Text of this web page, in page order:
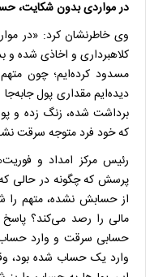
در مواردی بدون شکایت،
وی خاطرنشان کرد: «در
کلاهبرداری و اخاذی شده و
مسدود کرده‌ایم؛ چون
دیده‌ایم مقداری پول
برداشت شده، زنگ زده و
که خود فرد متوجه سرقت
رئیس مرکز امداد و
پرسش که چگونه در حالی
از حسابش نشده، متهم را
مالی را رصد می‌کند؟
حسابی سرقت و وارد
وارد یک حساب شده بود،